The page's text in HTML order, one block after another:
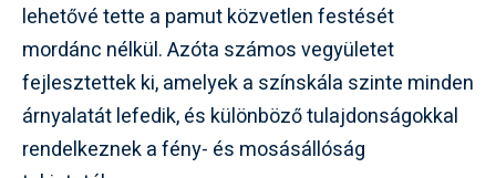
lehetővé tette a pamut közvetlen festését
mordánc nélkül. Azóta számos vegyületet
fejlesztettek ki, amelyek a színskála szinte minden
árnyalatát lefedik, és különböző tulajdonságokkal
rendelkeznek a fény- és mosásállóság